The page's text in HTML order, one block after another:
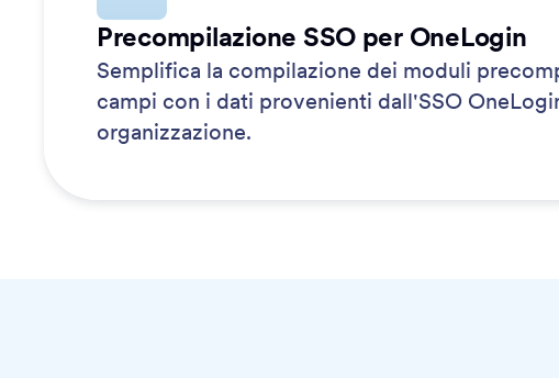
Precompilazione SSO per OneLogin
Semplifica la compilazione dei moduli
campi con i dati provenienti dall'SSO
organizzazione.